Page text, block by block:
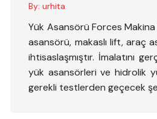
By: urhita
Yük Asansörü Forces
asansörü, makaslı lift, araç
ihtisaslaşmıştır. İmalatını
yük asansörleri ve hidrolik
gerekli testlerden geçecek